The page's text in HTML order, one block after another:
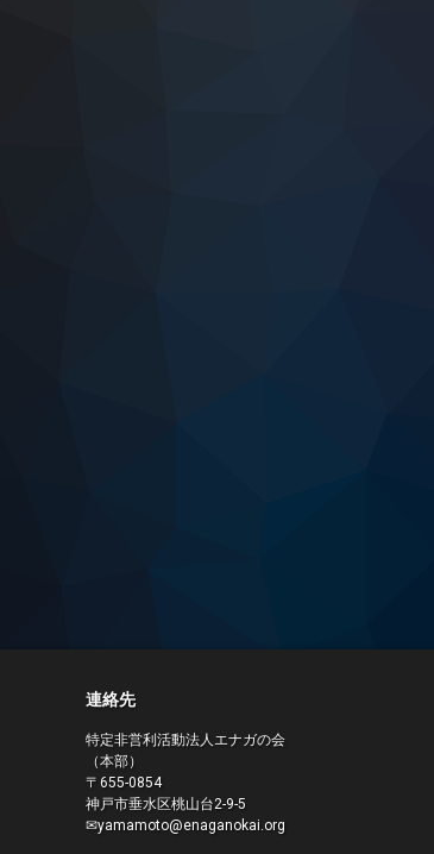
連絡先
特定非営利活動法人エナガの会
（本部）
〒655-0854
神戸市垂水区桃山台2-9-5
✉yamamoto@enaganokai.org